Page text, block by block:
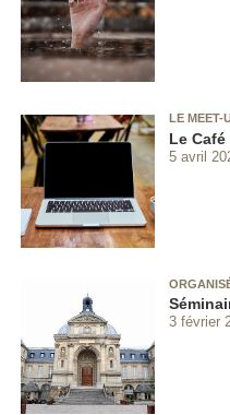
LE MEET-
Le
5 avril
3 février